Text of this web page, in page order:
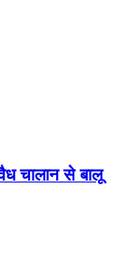
चालान से बालू